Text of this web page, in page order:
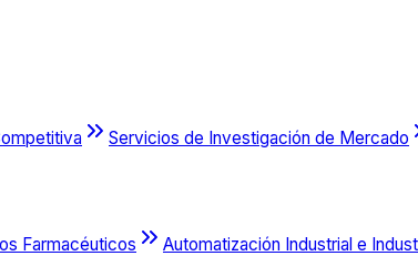
Servicios de Investigación de Mercado
Farmacéuticos Automatización Industrial e